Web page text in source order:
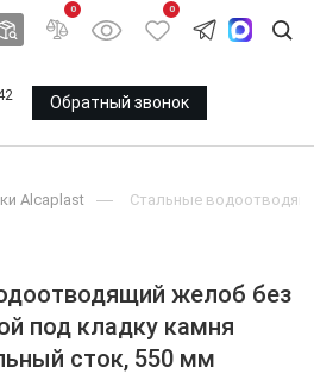
0 0
Обратный звонок
Alcaplast Стальные
желоб без
под кладку камня
сток, 550 мм